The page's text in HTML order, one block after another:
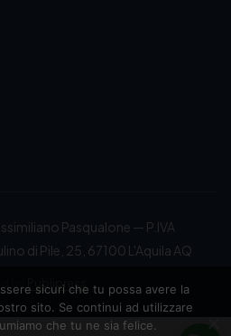
Pasqualone — P.IVA
di Pile, 25, 67100 L'Aquila AQ
by Publipress
sicuri che tu possa avere la
sito. Se continui ad utilizzare
che tu ne sia felice.